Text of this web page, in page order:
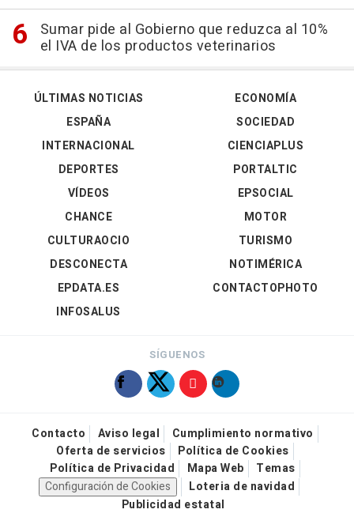
Sumar pide al Gobierno que reduzca al 10%
el IVA de los productos veterinarios
ÚLTIMAS NOTICIAS
ESPAÑA
INTERNACIONAL
DEPORTES
VÍDEOS
ECONOMÍA
SOCIEDAD
CIENCIAPLUS
PORTALTIC
EPSOCIAL
CHANCE
CULTURAOCIO
DESCONECTA
EPDATA.ES
INFOSALUS
MOTOR
TURISMO
NOTIMÉRICA
CONTACTOPHOTO
SÍGUENOS
Contacto Aviso legal
Cumplimiento normativo
Oferta de servicios
Política de Cookies
Política de Privacidad
Mapa Web
Temas
Configuración de Cookies
Loteria de navidad
Publicidad estatal